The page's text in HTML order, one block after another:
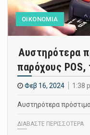
ΟΙΚΟΝΟΜΙΑ
Αυστηρότερα
παρόχους POS,
Φεβ 16, 2024 1:38
Αυστηρότερα
ΔΙΑΒΑΣΤΕ ΠΕΡΙΣΣΟΤΕΡΑ